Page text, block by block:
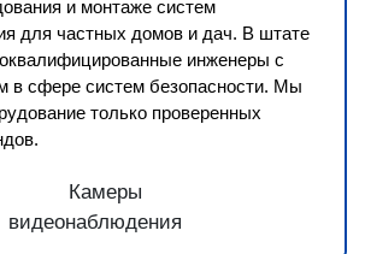
и монтаже систем
для частных домов и дач. В штате
инженеры с
в сфере систем безопасности. Мы
только проверенных